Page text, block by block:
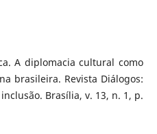
A diplomacia cultural como
brasileira. Revista Diálogos:
Brasília, v. 13, n. 1, p.